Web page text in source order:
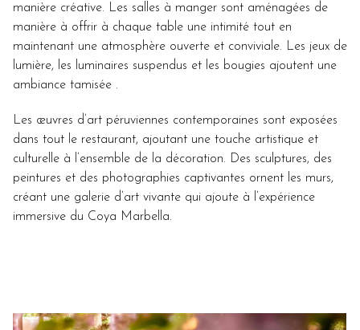
manière créative. Les salles à manger sont aménagées de
manière à offrir à chaque table une intimité tout en
maintenant une atmosphère ouverte et conviviale. Les jeux de
lumière, les luminaires suspendus et les bougies ajoutent une
ambiance tamisée .
Les œuvres d’art péruviennes contemporaines sont exposées
dans tout le restaurant, ajoutant une touche artistique et
culturelle à l’ensemble de la décoration. Des sculptures, des
peintures et des photographies captivantes ornent les murs,
créant une galerie d’art vivante qui ajoute à l’expérience
immersive du Coya Marbella.